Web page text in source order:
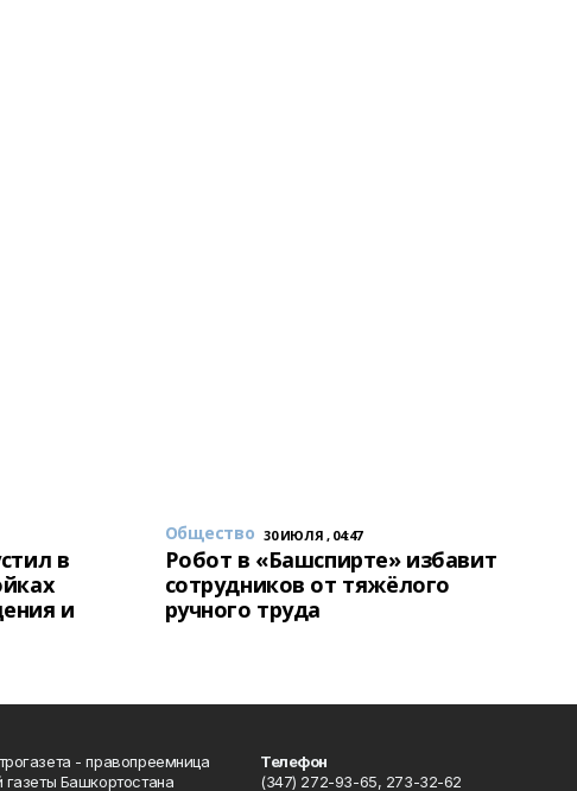
в
и
Общество 30 ИЮЛЯ , 04:47
Робот в «Башспирте» избавит
сотрудников от тяжёлого
ручного труда
- правопреемница
газеты Башкортостана
Телефон
(347) 272-93-65, 273-32-62